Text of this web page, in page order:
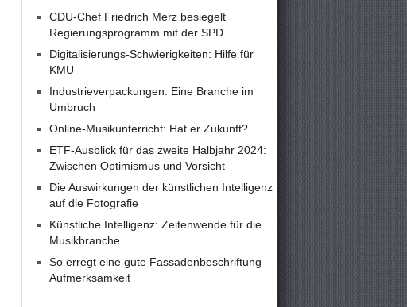
CDU-Chef Friedrich Merz besiegelt
Regierungsprogramm mit der SPD
Digitalisierungs-Schwierigkeiten: Hilfe für
KMU
Industrieverpackungen: Eine Branche im
Umbruch
Online-Musikunterricht: Hat er Zukunft?
ETF-Ausblick für das zweite Halbjahr 2024:
Zwischen Optimismus und Vorsicht
Die Auswirkungen der künstlichen Intelligenz
auf die Fotografie
Künstliche Intelligenz: Zeitenwende für die
Musikbranche
So erregt eine gute Fassadenbeschriftung
Aufmerksamkeit